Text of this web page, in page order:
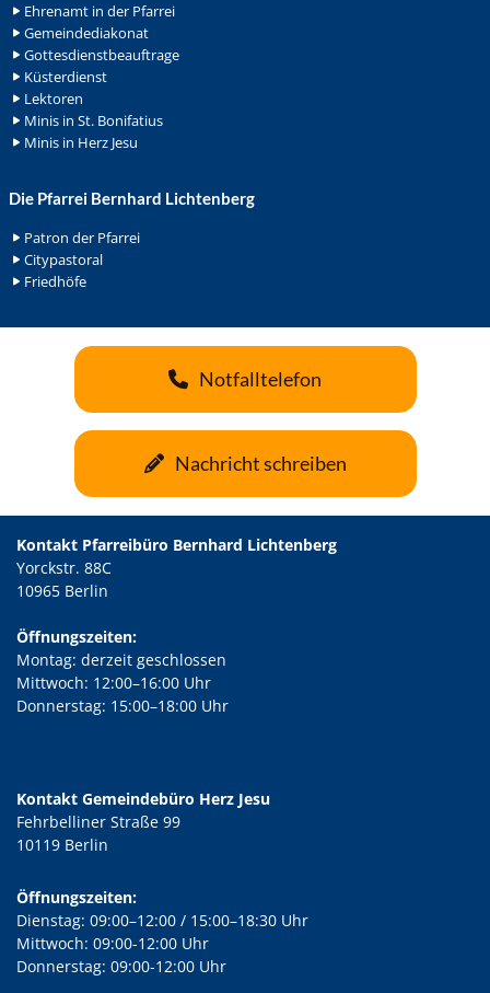
Ehrenamt in der Pfarrei
Gemeindediakonat
Gottesdienstbeauftrage
Küsterdienst
Lektoren
Minis in St. Bonifatius
Minis in Herz Jesu
Die Pfarrei Bernhard Lichtenberg
Patron der Pfarrei
Citypastoral
Friedhöfe
Notfalltelefon
Nachricht schreiben
Kontakt Pfarreibüro Bernhard Lichtenberg
Yorckstr. 88C
10965 Berlin
Öffnungszeiten:
Montag: derzeit geschlossen
Mittwoch: 12:00–16:00 Uhr
Donnerstag: 15:00–18:00 Uhr
Kontakt Gemeindebüro Herz Jesu
Fehrbelliner Straße 99
10119 Berlin
Öffnungszeiten:
Dienstag: 09:00–12:00 / 15:00–18:30 Uhr
Mittwoch: 09:00-12:00 Uhr
Donnerstag: 09:00-12:00 Uhr